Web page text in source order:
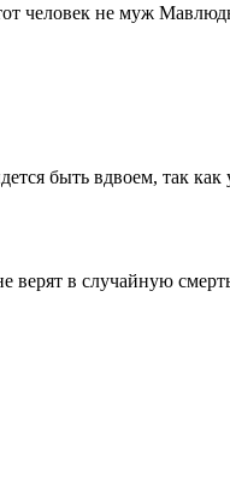
человек не муж
быть вдвоем, так как
верят в случайную